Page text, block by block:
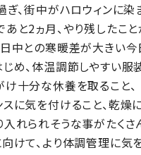
、街中がハロウィンに染
と2ヵ月、やり残したこ
中との寒暖差が大きい今
め、体温調節しやすい服
十分な休養を取ること、
に気を付けること、乾燥
れられそうな事がたくさ
けて、より体調管理に気